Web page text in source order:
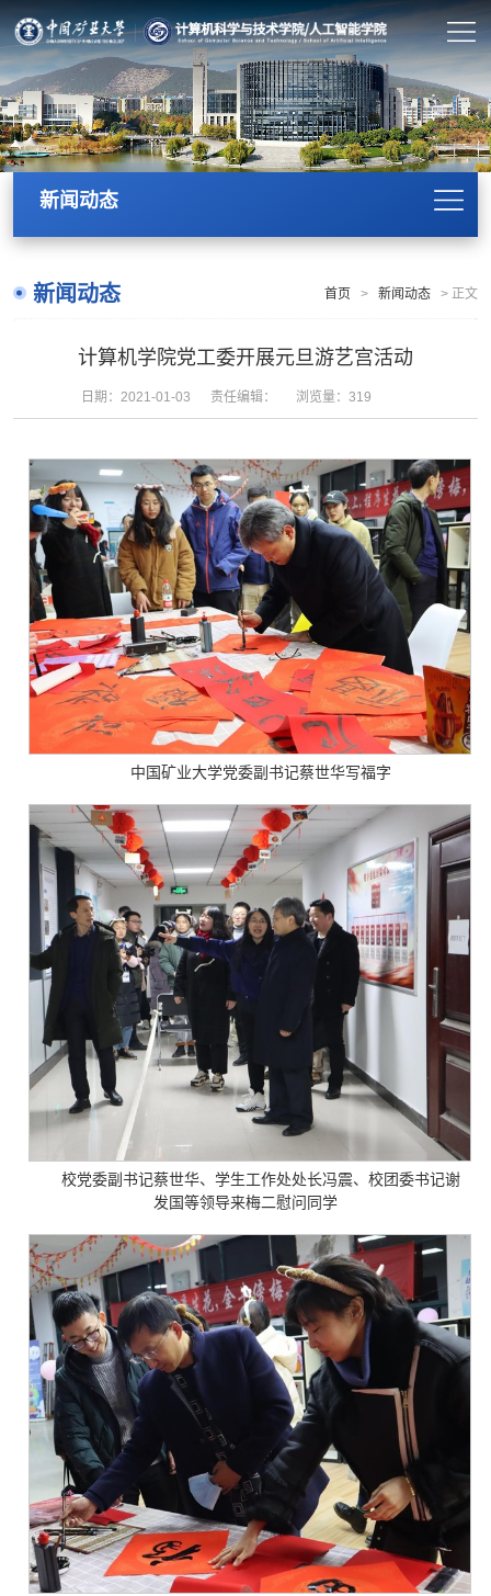
新闻动态
新闻动态 首页 > 新闻动态 >正文
计算机学院党工委开展元旦游艺宫活动
日期：2021-01-03 责任编辑： 浏览量： 319
中国矿业大学党委副书记蔡世华写福字
校党委副书记蔡世华、学生工作处处长冯震、校团委书记谢
发国等领导来梅二慰问同学